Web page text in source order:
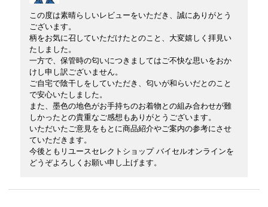
この度は素晴らしいレビューをいただき、誠にありがとう
ございます。
柄をお気に召していただけたとのこと、大変嬉しく拝見い
たしました。
一方で、保管時の匂いにつきましてはご不快な思いをおか
けし申し訳ございません。
ご自宅で陰干しをしていただき、匂いが和らいだとのこと
で安心いたしました。
また、墨色の地色がお手持ちのお着物との組み合わせが難
しかったとの貴重なご感想もありがとうございます。
いただいたご意見をもとに商品紹介やご案内の参考にさせ
ていただきます。
今後ともリユースセレクトショップ バイセルオンラインを
どうぞよろしくお願い申し上げます。